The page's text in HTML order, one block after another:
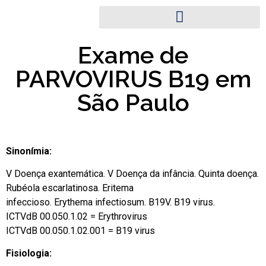
Exame de
PARVOVIRUS B19 em
São Paulo
Sinonímia:
V Doença exantemática. V Doença da infância. Quinta doença.
Rubéola escarlatinosa. Eritema
infeccioso. Erythema infectiosum. B19V. B19 virus.
ICTVdB 00.050.1.02 = Erythrovirus
ICTVdB 00.050.1.02.001 = B19 virus
Fisiologia: